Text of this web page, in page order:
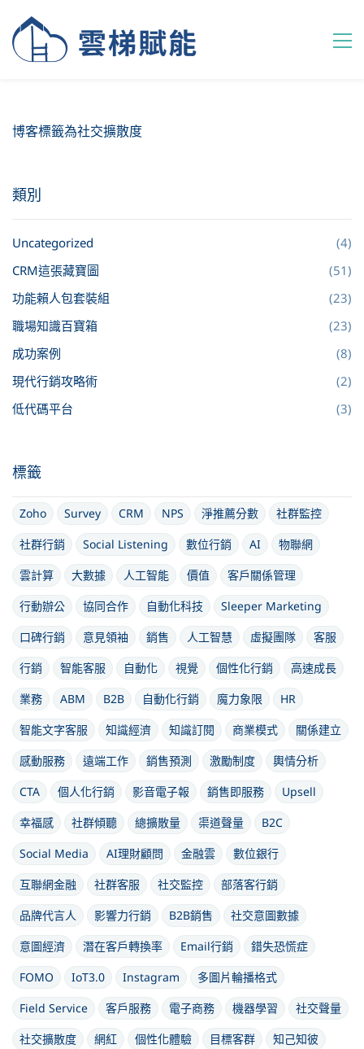
博客標籤為社交擴散度
類別
Uncategorized
(4)
CRM這張藏寶圖
(51)
功能賴人包套裝組
(23)
職場知識百寶箱
(23)
成功案例
(8)
現代行銷攻略術
(2)
低代碼平台
(3)
標籤
Zoho Survey CRM NPS 淨推薦分數
社群監控
社群行銷
Social Listening 數位行銷 AI
物聯網
雲計算
大數據 人工智能 價值
客戶關係管理
行動辦公
協同合作 自動化科技
Sleeper Marketing
口碑行銷
意見領袖 銷售 人工智慧 虛擬團隊
客服
行銷
智能客服 自動化 視覺 個性化行銷
高速成長
業務
ABM B2B 自動化行銷 魔力象限
HR
智能文字客服
知識經濟 知識訂閱 商業模式
關係建立
感動服務
遠端工作 銷售預測 激勵制度
輿情分析
CTA
個人化行銷 影音電子報 銷售即服務
Upsell
幸福感
社群傾聽 總擴散量 渠道聲量
B2C
Social Media
AI理財顧問 金融雲
數位銀行
互聯網金融
社群客服 社交監控
部落客行銷
品牌代言人
影響力行銷 B2B銷售
社交意圖數據
意圖經濟
潛在客戶轉換率 Email行銷
錯失恐慌症
FOMO
IoT3.0 Instagram
多圖片輪播格式
Field Service
客戶服務 電子商務 機器學習
社交聲量
社交擴散度
網紅 個性化體驗 目標客群
知己知彼